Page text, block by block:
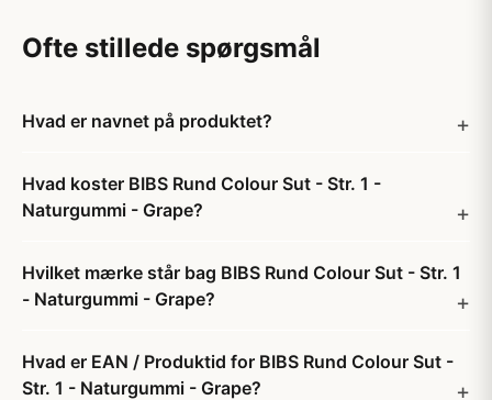
Ofte stillede spørgsmål
Hvad er navnet på produktet?
Hvad koster BIBS Rund Colour Sut - Str. 1 -
Naturgummi - Grape?
Hvilket mærke står bag BIBS Rund Colour Sut - Str. 1
- Naturgummi - Grape?
Hvad er EAN / Produktid for BIBS Rund Colour Sut -
Str. 1 - Naturgummi - Grape?